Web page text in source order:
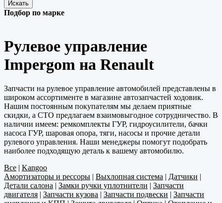
Подбор по марке
Рулевое управление
Impergom на Renault
Запчасти на рулевое управление автомобилей представлены в
широком ассортименте в магазине автозапчастей ходовик.
Нашим постоянным покупателям мы делаем приятные
скидки, а СТО предлагаем взаимовыгодное сотрудничество. В
наличии имеем: ремкомплекты ГУР, гидроусилители, бачки
насоса ГУР, шаровая опора, тяги, насосы и прочие детали
рулевого управления. Наши менеджеры помогут подобрать
наиболее подходящую деталь к вашему автомобилю.
Все | Kangoo
Амортизаторы и рессоры | Выхлопная система | Датчики |
Детали салона | Замки ручки уплотнители | Запчасти
двигателя | Запчасти кузова | Запчасти подвески | Запчасти